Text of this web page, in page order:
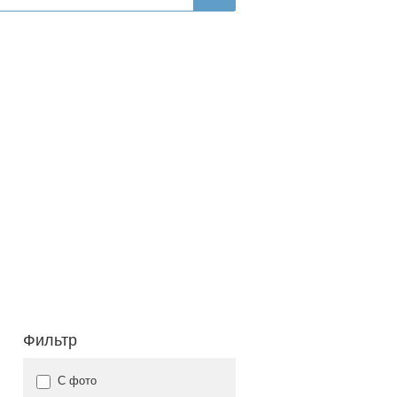
Фильтр
С фото